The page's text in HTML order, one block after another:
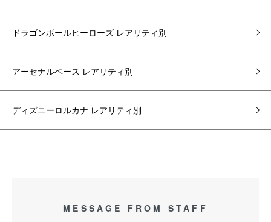
ドラゴンボールヒーローズ レアリティ別
アーセナルベース レアリティ別
ディズニーロルカナ レアリティ別
MESSAGE FROM STAFF